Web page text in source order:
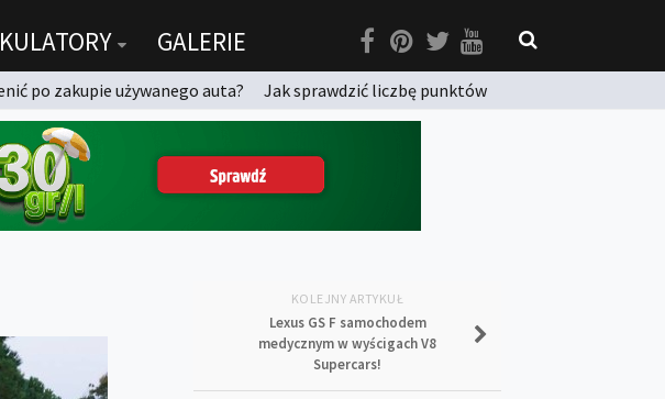
GALERIE
po zakupie używanego auta?
Jak sprawdzić liczbę punktów
KOLEJNY ARTYKUŁ
Lexus GS F samochodem
medycznym w wyścigach V8
Supercars!